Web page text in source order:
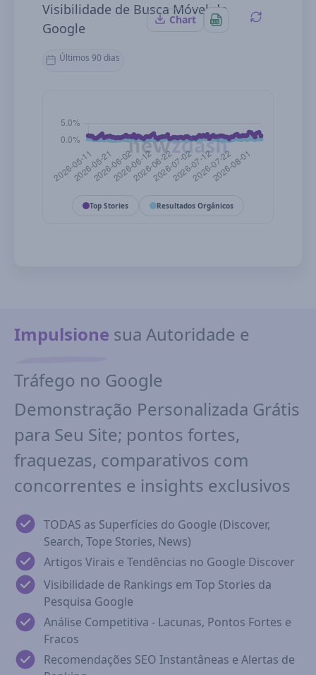
Visibilidade de Busca Móvel do
Google
Últimos 90 dias
Chart
Top Stories Resultados Orgânicos
Impulsione sua Autoridade e
Tráfego no Google
Demonstração Personalizada Grátis
para Seu Site; pontos fortes,
fraquezas, comparativos com
concorrentes e insights exclusivos
TODAS as Superfícies do Google (Discover,
Search, Tope Stories, News)
Artigos Virais e Tendências no Google Discover
Visibilidade de Rankings em Top Stories da
Pesquisa Google
Análise Competitiva - Lacunas, Pontos Fortes e
Fracos
Recomendações SEO Instantâneas e Alertas de